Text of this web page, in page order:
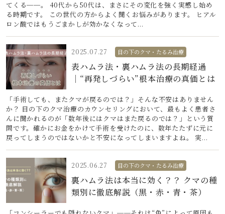
てくる──。 40代から50代は、まさにその変化を強く実感し始め
る時期です。 この世代の方からよく聞くお悩みがあります。 ヒアル
ロン酸ではもうごまかしが効かなくなって...
2025.07.27 目の下のクマ・たるみ治療
表ハムラ法・裏ハムラ法の長期経過
｜“再発しづらい”根本治療の真価とは
「手術しても、またクマが戻るのでは？」そんな不安はありません
か？ 目の下のクマ治療のカウンセリングにおいて、最もよく患者さ
んに聞かれるのが「数年後にはクマはまた戻るのでは？」という質
問です。確かにお金をかけて手術を受けたのに、数年たたずに元に
戻ってしまうのではないかと不安になってしまいますよね。 実...
2025.06.27 目の下のクマ・たるみ治療
裏ハムラ法は本当に効く？？ クマの種
類別に徹底解説（黒・赤・青・茶）